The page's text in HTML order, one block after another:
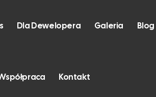
Dla Dewelopera Galeria Blog
Kontakt
e-mail. Wyślemy w wiadomości